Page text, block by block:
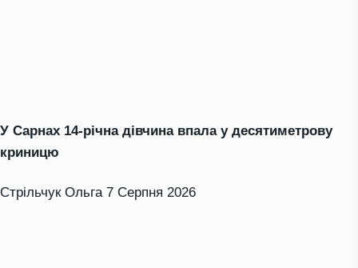
У Сарнах 14-річна дівчина впала у десятиметрову
криницю
Стрільчук Ольга 7 Серпня 2026